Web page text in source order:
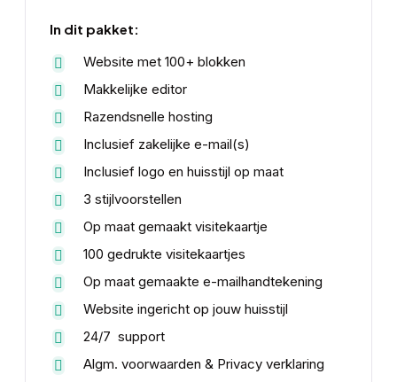
In dit pakket:
Website met 100+ blokken
Makkelijke editor
Razendsnelle hosting
Inclusief zakelijke e-mail(s)
Inclusief logo en huisstijl op maat
3 stijlvoorstellen
Op maat gemaakt visitekaartje
100 gedrukte visitekaartjes
Op maat gemaakte e-mailhandtekening
Website ingericht op jouw huisstijl
24/7 support
Algm. voorwaarden & Privacy verklaring